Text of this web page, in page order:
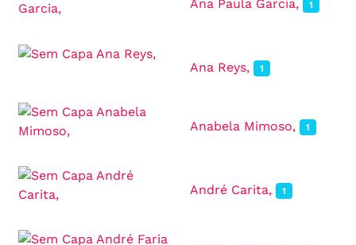
Ana Paula Garcia, 1
Ana Reys, 1
Anabela Mimoso, 1
André Carita, 1